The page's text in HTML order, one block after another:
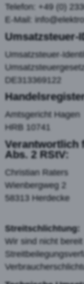
Telefon: +49 (0)
E-Mail:
Umsatzsteuer-
Umsatzsteuer-
DE313369122
Amtsgericht Hagen
HRB 10741
Verantwortlich
Abs. 2 RStV:
Christian Raters
Wienbergweg 2
58313 Herdecke
Streitschlichtung:
Wir sind nicht